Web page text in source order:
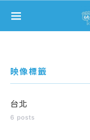
Search for:
映像標籤
台北
6 posts